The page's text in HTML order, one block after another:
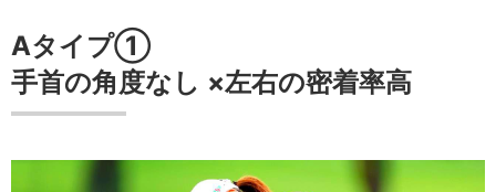
Aタイプ①
手首の角度なし ×左右の密着率高